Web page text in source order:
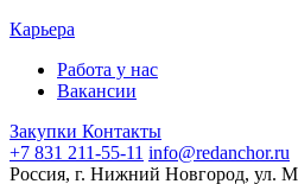
Карьера
Работа у нас
Вакансии
Закупки Контакты
+7 831 211-55-11 info@redanchor.ru
Россия, г. Нижний Новгород, ул.